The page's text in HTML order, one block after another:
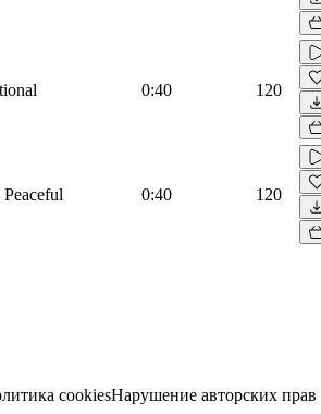
0:40 120
0:40 120
cookiesНарушение авторских прав